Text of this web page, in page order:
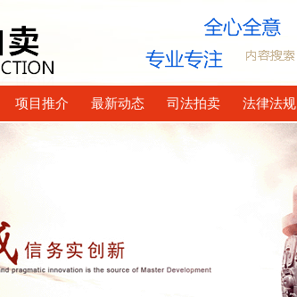
项目推介 最新动态 司法拍卖 法律法规